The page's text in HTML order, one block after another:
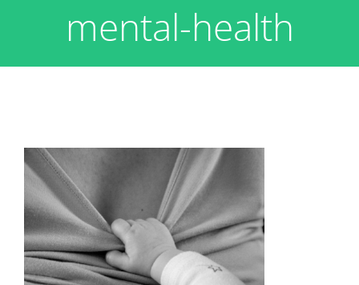
mental-health